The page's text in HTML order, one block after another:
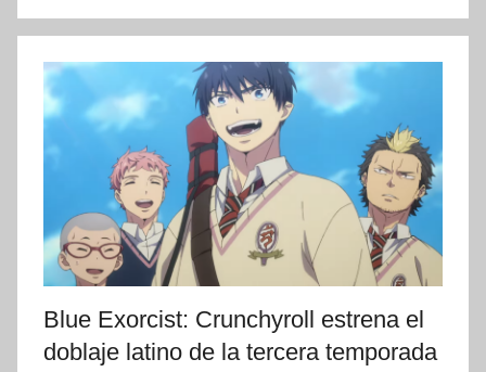
Blue Exorcist: Crunchyroll estrena el
doblaje latino de la tercera temporada